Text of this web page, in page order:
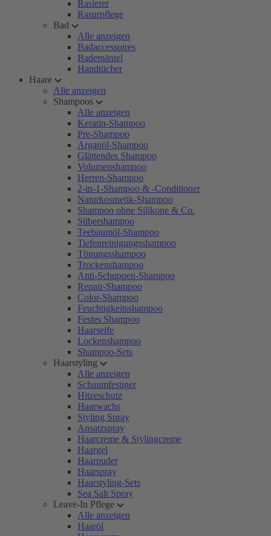
Rasierer
Rasurpflege
Bad
Alle anzeigen
Badaccessoires
Bademäntel
Handtücher
Haare
Alle anzeigen
Shampoos
Alle anzeigen
Keratin-Shampoo
Pre-Shampoo
Arganöl-Shampoo
Glättendes Shampoo
Volumenshampoo
Herren-Shampoo
2-in-1-Shampoo & -Conditioner
Naturkosmetik-Shampoo
Shampoo ohne Silikone & Co.
Silbershampoo
Teebaumöl-Shampoo
Tiefenreinigungsshampoo
Tönungsshampoo
Trockenshampoo
Anti-Schuppen-Shampoo
Repair-Shampoo
Color-Shampoo
Feuchtigkeitsshampoo
Festes Shampoo
Haarseife
Lockenshampoo
Shampoo-Sets
Haarstyling
Alle anzeigen
Schaumfestiger
Hitzeschutz
Haarwachs
Styling Spray
Ansatzspray
Haarcreme & Stylingcreme
Haargel
Haarpuder
Haarspray
Haarstyling-Sets
Sea Salt Spray
Leave-In Pflege
Alle anzeigen
Haaröl